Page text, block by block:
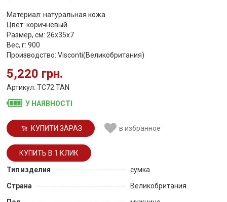
Материал: натуральная кожа
Цвет: коричневый
Размер, см: 26х35х7
Вес, г: 900
Производство: Visconti(Великобритания)
5,220 грн.
Артикул: TC72 TAN
У НАЯВНОСТІ
КУПИТИ ЗАРАЗ в избранное
Тип изделия
сумка
Страна
Великобритания